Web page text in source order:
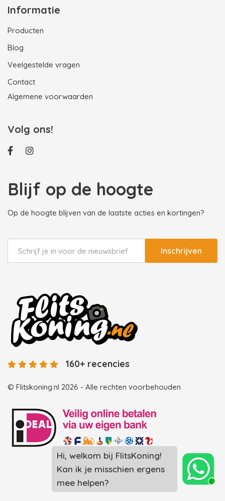
Informatie
Producten
Blog
Veelgestelde vragen
Contact
Algemene voorwaarden
Volg ons!
Blijf op de hoogte
Op de hoogte blijven van de laatste acties en kortingen?
Inschrijven
© Flitskoning.nl 2026 - Alle rechten voorbehouden
160+ recencies
Landingspagina overzicht photobooths
Landingspagina overzicht videobooths
Photobooth huren in Spijkenisse